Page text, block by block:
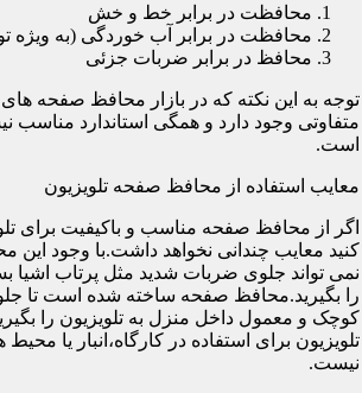
محافظت در برابر خط و خش
محافظت در برابر آب خوردگی (به ویژه
محافظ در برابر ضربات جزئی
توجه به این نکته که در بازار محافظ صفحه های
متفاوتی وجود دارد و همگی استاندارد مناسب
است.
معایب استفاده از محافظ صفحه تلویزیون
اگر از محافظ صفحه مناسب و باکیفیت برای
کنید معایب چندانی نخواهد داشت.با وجود این
نمی تواند جلوی ضربات شدید مثل پرتاب اشیا
را بگیرید.محافظ صفحه ساخته شده است تا
کوچک و معمول داخل منزل به تلویزیون را
تلویزیون برای استفاده در کارگاه،انبار یا
نیست.